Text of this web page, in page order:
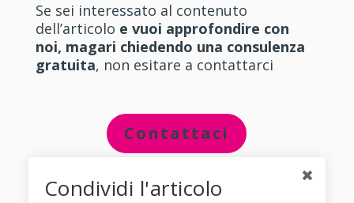
Se sei interessato al contenuto
dell’articolo e vuoi approfondire con
noi, magari chiedendo una consulenza
gratuita, non esitare a contattarci
Contattaci
Condividi l'articolo